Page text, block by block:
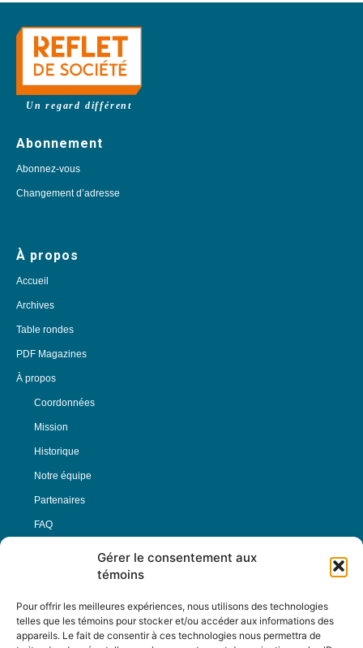
Gérer le consentement aux
témoins
Pour offrir les meilleures expériences, nous utilisons des technologies
telles que les témoins pour stocker et/ou accéder aux informations des
appareils. Le fait de consentir à ces technologies nous permettra de
Un regard différent
Abonnement
Abonnez-vous
Changement d’adresse
À propos
Accueil
Archives
Table rondes
PDF Magazines
À propos
Coordonnées
Mission
Historique
Notre équipe
Partenaires
FAQ